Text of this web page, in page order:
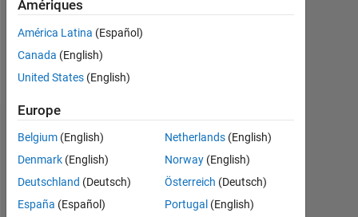
0
Follow
Recommandations
Please
login
to
Amériques
América Latina (Español)
Canada (English)
United States (English)
Europe
Belgium (English)
Denmark (English)
Deutschland (Deutsch)
España (Español)
Netherlands(English)
Norway(English)
Österreich (Deutsch)
Portugal (English)